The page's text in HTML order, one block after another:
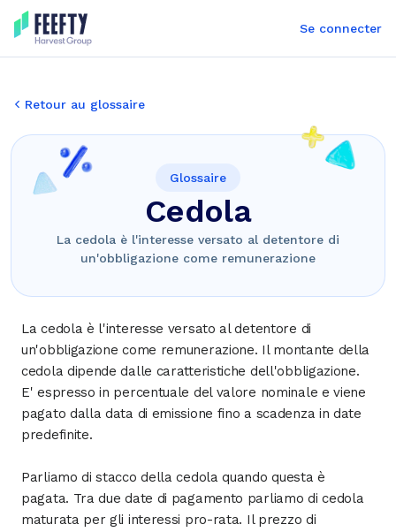
Se connecter
Retour au glossaire
Glossaire
Cedola
La cedola è l'interesse versato al detentore di
un'obbligazione come remunerazione
La cedola è l'interesse versato al detentore di
un'obbligazione come remunerazione. Il montante della
cedola dipende dalle caratteristiche dell'obbligazione.
E' espresso in percentuale del valore nominale e viene
pagato dalla data di emissione fino a scadenza in date
predefinite.
Parliamo di stacco della cedola quando questa è
pagata. Tra due date di pagamento parliamo di cedola
maturata per gli interessi pro-rata. Il prezzo di